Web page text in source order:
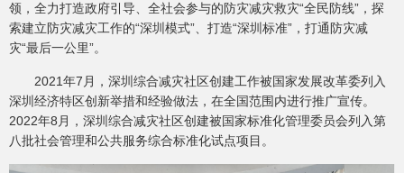
领，全力打造政府引导、全社会参与的防灾减灾救灾“全民防线”，探
索建立防灾减灾工作的“深圳模式”、打造“深圳标准”，打通防灾减
灾“最后一公里”。
2021年7月，深圳综合减灾社区创建工作被国家发展改革委列入
深圳经济特区创新举措和经验做法，在全国范围内进行推广宣传。
2022年8月，深圳综合减灾社区创建被国家标准化管理委员会列入第
八批社会管理和公共服务综合标准化试点项目。